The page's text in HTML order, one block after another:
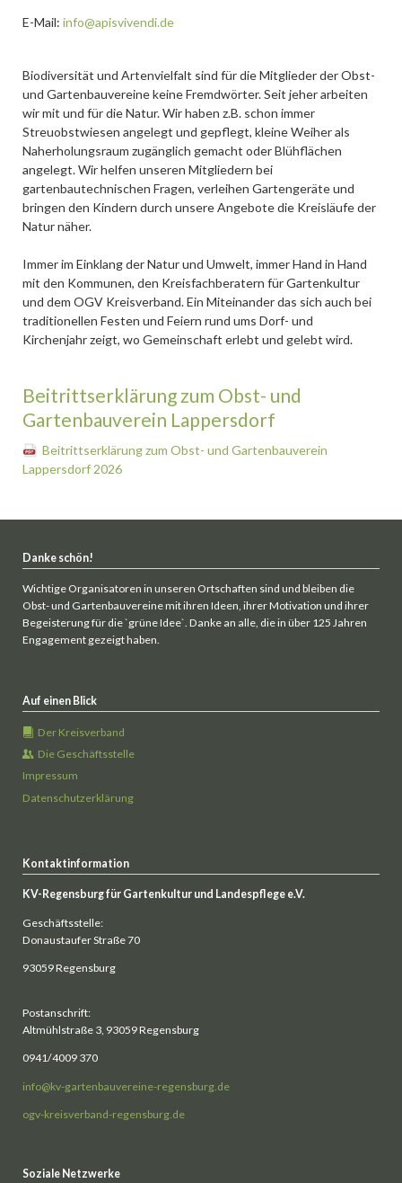
E-Mail: info@apisvivendi.de
Biodiversität und Artenvielfalt sind für die Mitglieder der Obst-
und Gartenbauvereine keine Fremdwörter. Seit jeher arbeiten
wir mit und für die Natur. Wir haben z.B. schon immer
Streuobstwiesen angelegt und gepflegt, kleine Weiher als
Naherholungsraum zugänglich gemacht oder Blühflächen
angelegt. Wir helfen unseren Mitgliedern bei
gartenbautechnischen Fragen, verleihen Gartengeräte und
bringen den Kindern durch unsere Angebote die Kreisläufe der
Natur näher.
Immer im Einklang der Natur und Umwelt, immer Hand in Hand
mit den Kommunen, den Kreisfachberatern für Gartenkultur
und dem OGV Kreisverband. Ein Miteinander das sich auch bei
traditionellen Festen und Feiern rund ums Dorf- und
Kirchenjahr zeigt, wo Gemeinschaft erlebt und gelebt wird.
Beitrittserklärung zum Obst- und
Gartenbauverein Lappersdorf
Beitrittserklärung zum Obst- und Gartenbauverein
Lappersdorf 2026
Danke schön!
Wichtige Organisatoren in unseren Ortschaften sind und bleiben die
Obst- und Gartenbauvereine mit ihren Ideen, ihrer Motivation und ihrer
Begeisterung für die `grüne Idee`. Danke an alle, die in über 125 Jahren
Engagement gezeigt haben.
Auf einen Blick
Der Kreisverband
Die Geschäftsstelle
Impressum
Datenschutzerklärung
Kontaktinformation
KV-Regensburg für Gartenkultur und Landespflege e.V.
Geschäftsstelle:
Donaustaufer Straße 70
93059 Regensburg
Postanschrift:
Altmühlstraße 3, 93059 Regensburg
0941/4009 370
info@kv-gartenbauvereine-regensburg.de
ogv-kreisverband-regensburg.de
Soziale Netzwerke